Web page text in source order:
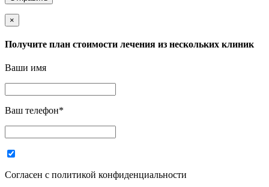
×
Получите план стоимости лечения из нескольких клиник
Ваши имя
Ваш телефон*
Согласен с политикой конфиденциальности